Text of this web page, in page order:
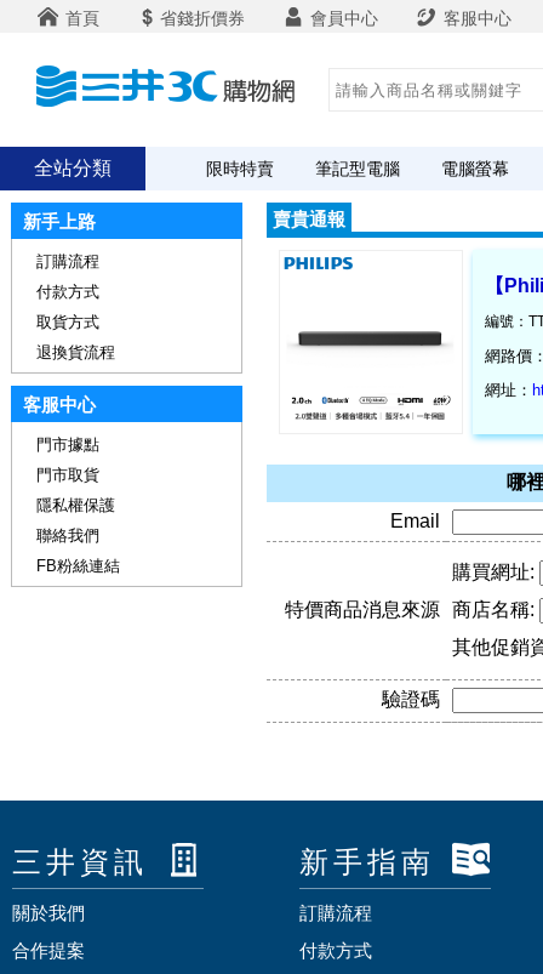
首頁 省錢折價券 會員中心 客服中心
全站分類 限時特賣 筆記型電腦 電腦螢幕
賣貴通報
【
編號：
網路價
網址：
哪
Email
特價商品消息來源
購買網址:
商店名稱:
其他促銷
驗證碼
新手上路
訂購流程
付款方式
取貨方式
退換貨流程
客服中心
門市據點
門市取貨
隱私權保護
聯絡我們
FB粉絲連結
三井資訊
關於我們
合作提案
新手指南
訂購流程
付款方式